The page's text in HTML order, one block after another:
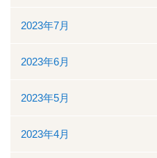
2023年7月
2023年6月
2023年5月
2023年4月